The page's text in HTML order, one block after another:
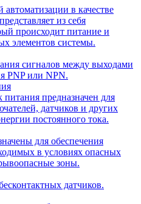
в качестве
из себя
происходит питание и
элементов системы.
сигналов между выходами
PNP или NPN.
предназначен для
датчиков и других
постоянного тока.
для обеспечения
в условиях опасных
зоны.
датчиков.